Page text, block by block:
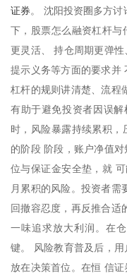
证券。 沈阳投资圈多方
下，股票怎么融资杠杆与
更灵活、 持仓周期更弹
提示义务等方面的要求并
杠杆的规则讲清楚、流程
有助于避免投资者因误
时，风险暴露持续累积
的阶段 阶段，账户净值
位与保证金安全垫，就
月累积的风险。投资者需
回撤容忍度，再反推合适
一味追求放大利润。在
键。 风险教育普及后，
放在决策首位。在恒 信